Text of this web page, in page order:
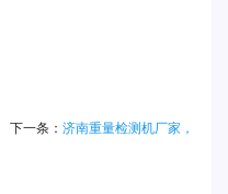
下一条： 济南重量检测机厂家，